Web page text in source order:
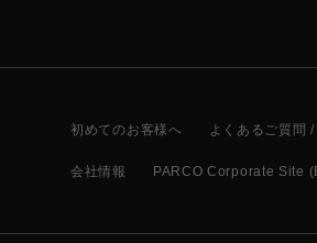
初めてのお客様へ よくあるご質問
会社情報 PARCO Corporate Site